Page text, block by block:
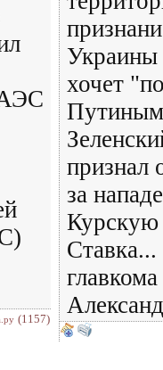
(1157)
Украины
хочет
признал
за
Курскую